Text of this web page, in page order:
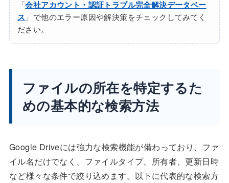
「会社アカウント・認証トラブル完全解決データベー
ス 」で他のエラー原因や解決策をチェックしてみてく
ださい。
ファイルの所在を特定するた
めの基本的な検索方法
Google Driveには強力な検索機能が備わっており、ファ
イル名だけでなく、ファイルタイプ、所有者、更新日時
など様々な条件で絞り込めます。以下に代表的な検索方